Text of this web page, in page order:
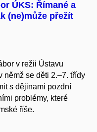
ÚKS: Římané a
(ne)může přežít
v režii Ústavu
němž se děti 2.–7. třídy
s dějinami pozdní
problémy, které
říše.